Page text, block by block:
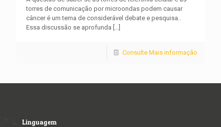
torres de comunicação por microondas podem causar
câncer é um tema de considerável debate e pesquisa..
Essa discussão se aprofunda […]
Consulte Mais informação
Linguagem